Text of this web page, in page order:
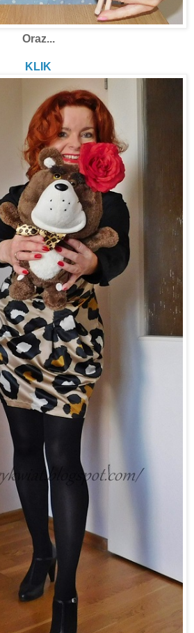
Oraz...
KLIK